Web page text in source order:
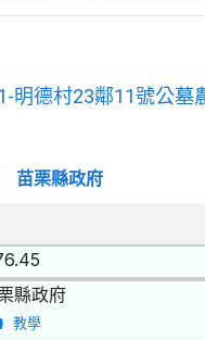
德村23鄰11號公墓農路
他土木工程 | 招標方式
明德村23鄰11號公墓
苗栗縣政府
縣政府
教學